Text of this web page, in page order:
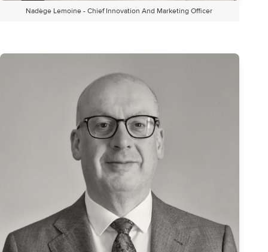
Nadège Lemoine - Chief Innovation And Marketing Officer